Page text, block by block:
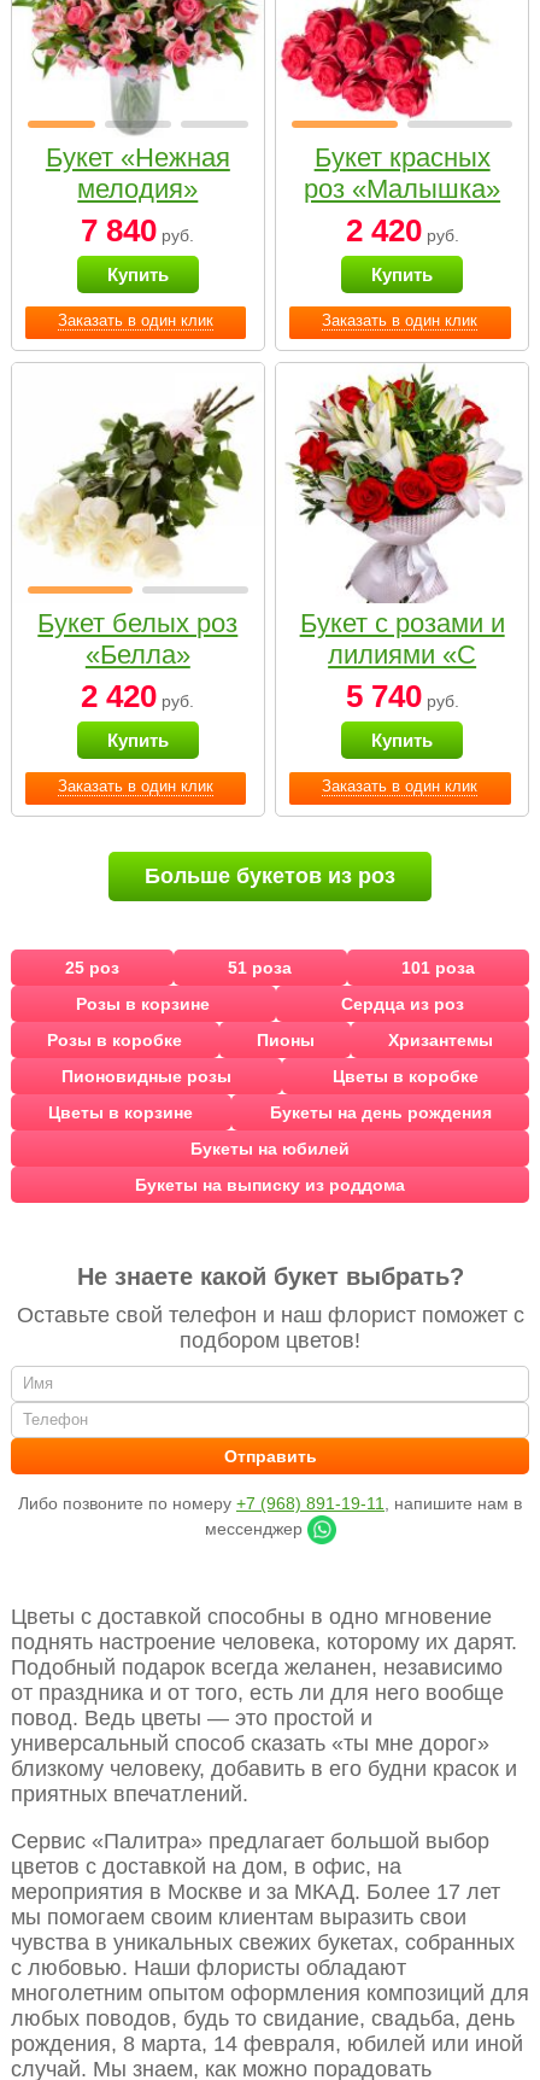
Заказать в один клик
Букет «Нежная
мелодия»
7 840 руб.
Купить
Заказать в один клик
Букет красных
роз «Малышка»
2 420руб.
Купить
Заказать в один клик
Букет белых роз
«Белла»
2 420 руб.
Купить
Заказать в один клик
Букет с розами и
лилиями «С
наилучшими
пожеланиями»
5 740руб.
Купить
Больше букетов из роз
25 роз 51 роза
101 роза
Розы в корзине
Сердца из роз
Розы в коробке
Пионы
Хризантемы
Пионовидные розы
Цветы в коробке
Цветы в корзине
Букеты на день рождения
Букеты на юбилей
Букеты на выписку из роддома
Не знаете какой букет выбрать?
Оставьте свой телефон и наш флорист поможет с
подбором цветов!
Либо позвоните по номеру +7 (968) 891-19-11
, напишите нам в
мессенджер
Цветы с доставкой способны в одно мгновение
поднять настроение человека, которому их дарят.
Подобный подарок всегда желанен, независимо
от праздника и от того, есть ли для него вообще
повод. Ведь цветы — это простой и
универсальный способ сказать «ты мне дорог»
близкому человеку, добавить в его будни красок и
приятных впечатлений.
Сервис «Палитра» предлагает большой выбор
цветов с доставкой на дом, в офис, на
мероприятия в Москве и за МКАД. Более 17 лет
мы помогаем своим клиентам выразить свои
чувства в уникальных свежих букетах, собранных
с любовью. Наши флористы обладают
многолетним опытом оформления композиций для
любых поводов, будь то свидание, свадьба, день
рождения, 8 марта, 14 февраля, юбилей или иной
случай. Мы знаем, как можно порадовать